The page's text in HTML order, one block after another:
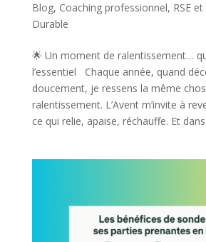
Blog, Coaching professionnel, RSE
Durable
🌟 Un moment de ralentissement…
l’essentiel Chaque année, quand
doucement, je ressens la même
ralentissement. L’Avent m’invite à
ce qui relie, apaise, réchauffe. Et